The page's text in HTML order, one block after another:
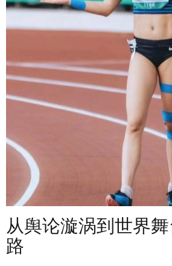
从舆论漩涡到世界
路